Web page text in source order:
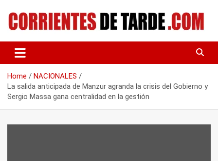
content
CORRIENTES DE TARDE
Home
NACIONALES
La salida anticipada de Manzur agranda la crisis del Gobierno y
Sergio Massa gana centralidad en la gestión